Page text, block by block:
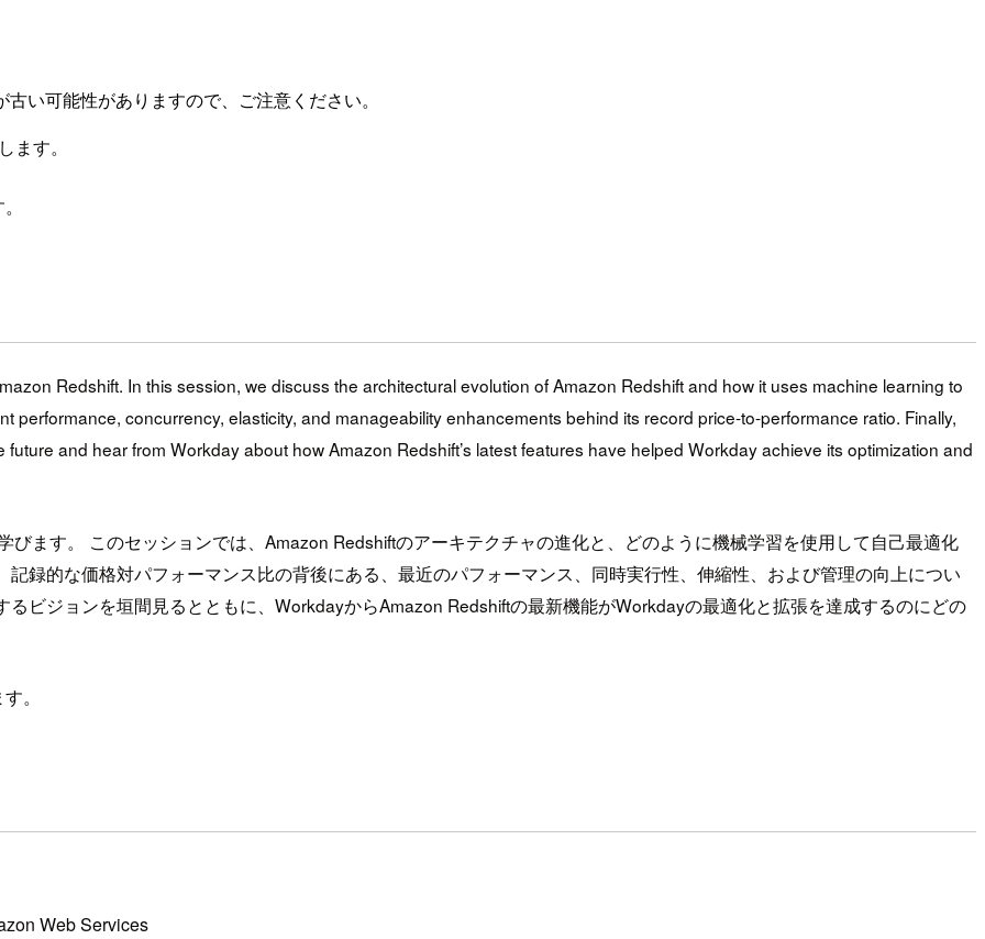
い可能性がありますので、ご注意ください。
す。
Redshift. In this session, we discuss the architectural evolution of Amazon Redshift and how it uses machine learning to
performance, concurrency, elasticity, and manageability enhancements behind its record price-to-performance ratio. Finally,
and hear from Workday about how Amazon Redshift’s latest features have helped Workday achieve its optimization and
ます。 このセッションでは、Amazon Redshiftのアーキテクチャの進化と、どのように機械学習を使用して自己最適化
録的な価格対パフォーマンス比の背後にある、最近のパフォーマンス、同時実行性、伸縮性、および管理の向上につい
ビジョンを垣間見るとともに、WorkdayからAmazon Redshiftの最新機能がWorkdayの最適化と拡張を達成するのにどの
。
Web Services